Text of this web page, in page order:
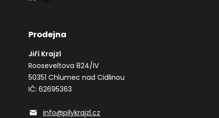
Prodejna
Jiří Krajzl
Rooseveltova 824/IV
50351 Chlumec nad Cidlinou
IČ: 62695363
info@pilykrajzl.cz